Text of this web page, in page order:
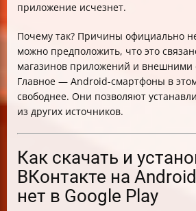
приложение исчезнет.
Почему так? Причины официально
можно предположить, что это
магазинов приложений и внешними
Главное — Android-смартфоны в
свободнее. Они позволяют
из других источников.
Как скачать и
ВКонтакте на
нет в Google Play